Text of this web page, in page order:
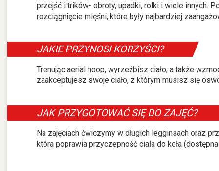
przejść i trików- obroty, upadki, rolki i wiele innych.
rozciągnięcie mięśni, które były najbardziej
JAKIE PRZYNOSI KORZYŚCI?
Trenując aerial hoop, wyrzeźbisz ciało, a także
zaakceptujesz swoje ciało, z którym musisz się
JAK PRZYGOTOWAĆ SIĘ DO ZAJĘĆ?
Na zajęciach ćwiczymy w długich legginsach oraz
która poprawia przyczepność ciała do koła